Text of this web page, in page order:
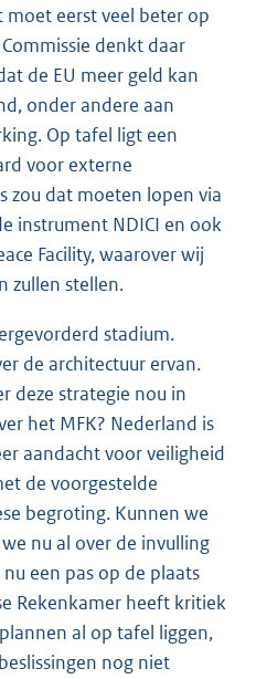
eerst veel beter op
denkt daar
de EU meer geld kan
onder andere aan
Op tafel ligt een
voor externe
zou dat moeten lopen via
instrument NDICI en ook
Facility, waarover wij
zullen stellen.
stadium.
de architectuur ervan.
deze strategie nou in
het MFK? Nederland is
aandacht voor veiligheid
de voorgestelde
begroting. Kunnen we
nu al over de invulling
een pas op de plaats
Rekenkamer heeft kritiek
al op tafel liggen,
nog niet